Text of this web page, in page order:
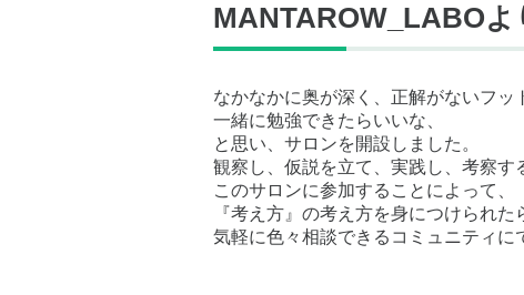
MANTAROW_LABO
なかなかに奥が深く、正解がないフッ
一緒に勉強できたらいいな、
と思い、サロンを開設しました。
観察し、仮説を立て、実践し、考察す
このサロンに参加することによって、
『考え方』の考え方を身につけられた
気軽に色々相談できるコミュニティに